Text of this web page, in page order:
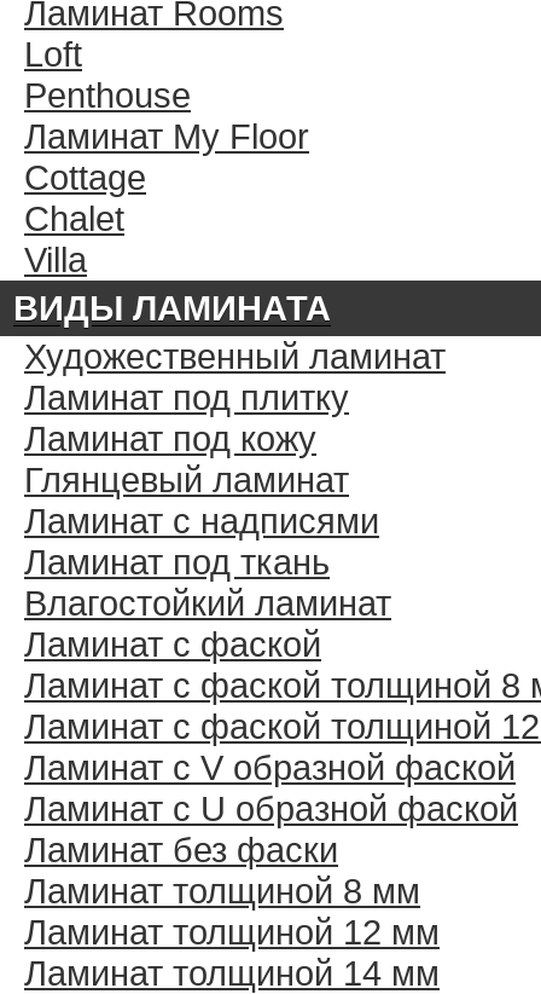
Ламинат Rooms
Loft
Penthouse
Ламинат My Floor
Cottage
Chalet
Villa
ВИДЫ ЛАМИНАТА
Художественный ламинат
Ламинат под плитку
Ламинат под кожу
Глянцевый ламинат
Ламинат с надписями
Ламинат под ткань
Влагостойкий ламинат
Ламинат с фаской
Ламинат с фаской толщиной 8
Ламинат с фаской толщиной
Ламинат с V образной фаской
Ламинат с U образной фаской
Ламинат без фаски
Ламинат толщиной 8 мм
Ламинат толщиной 12 мм
Ламинат толщиной 14 мм